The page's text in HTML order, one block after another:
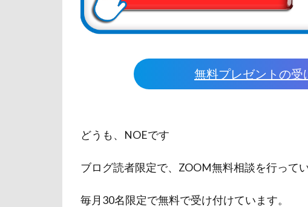
無料プレゼントの受
どうも、NOEです
ブログ読者限定で、ZOOM無料相談を行ってい
毎月30名限定で無料で受け付けています。